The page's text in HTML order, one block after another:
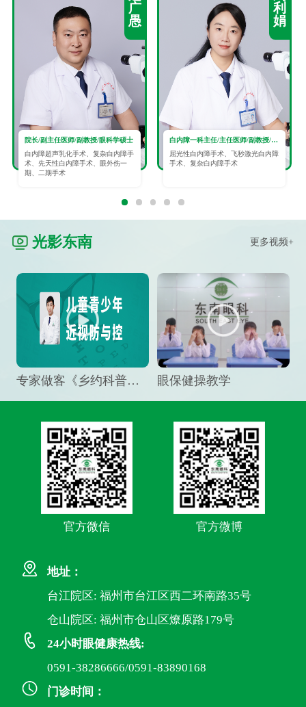
广
愚
院长/副主任医师/副教授/眼科学硕士
白内障超声乳化手术、复杂白内障手
术、先天性白内障手术、眼外伤一
期、二期手术
利
娟
白内障一科主任/主任医师/副教授/眼科学硕士
屈光性白内障手术、飞秒激光白内障
手术、复杂白内障手术
光影东南 更多视频+
专家做客《乡约科普》栏目，预防孩子近视竟然这么“简单” 眼保健操教学
官方微信 官方微博
地址：
台江院区: 福州市台江区西二环南路35号
仓山院区: 福州市仓山区燎原路179号
24小时眼健康热线:
0591-38286666/0591-83890168
门诊时间：